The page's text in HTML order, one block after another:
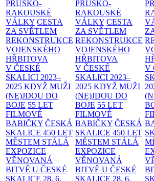
PRUSKO-
RAKOUSKÉ
VÁLKY CESTA
ZA SVĚTLEM
REKONSTRUKCE
VOJENSKÉHO
HŘBITOVA
V ČESKÉ
SKALICI 2023–
2025 KDYŽ MUŽI
(NE)JDOU DO
BOJE 55 LET
FILMOVÉ
BABIČKY ČESKÁ
SKALICE 450 LET
MĚSTEM STÁLÁ
EXPOZICE
VĚNOVANÁ
BITVĚ U ČESKÉ
SKALICE 28. 6.
PRUSKO-
RAKOUSKÉ
VÁLKY CESTA
ZA SVĚTLEM
REKONSTRUKCE
VOJENSKÉHO
HŘBITOVA
V ČESKÉ
SKALICI 2023–
2025 KDYŽ MUŽI
(NE)JDOU DO
BOJE 55 LET
FILMOVÉ
BABIČKY ČESKÁ
SKALICE 450 LET
MĚSTEM STÁLÁ
EXPOZICE
VĚNOVANÁ
BITVĚ U ČESKÉ
SKALICE 28. 6.
V